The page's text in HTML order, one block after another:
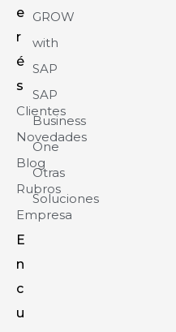
e
r
é
s
Clientes
Novedades
Blog
Rubros
Empresa
E
n
c
u
GROW
with
SAP
SAP
Business
One
Otras
Soluciones